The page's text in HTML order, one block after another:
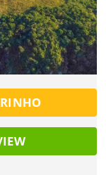
Esqueci a senha
·Termos